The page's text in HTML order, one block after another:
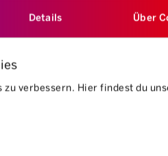
Details Über
verbessern. Hier findest du